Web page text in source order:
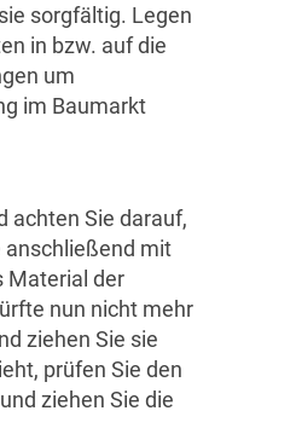
sorgfältig. Legen
in bzw. auf die
um
im Baumarkt
achten Sie darauf,
anschließend mit
Material der
nun nicht mehr
ziehen Sie sie
prüfen Sie den
ziehen Sie die